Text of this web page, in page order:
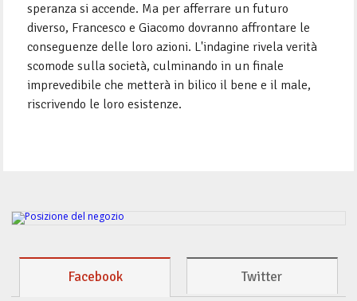
speranza si accende. Ma per afferrare un futuro
diverso, Francesco e Giacomo dovranno affrontare le
conseguenze delle loro azioni. L'indagine rivela verità
scomode sulla società, culminando in un finale
imprevedibile che metterà in bilico il bene e il male,
riscrivendo le loro esistenze.
Facebook Twitter